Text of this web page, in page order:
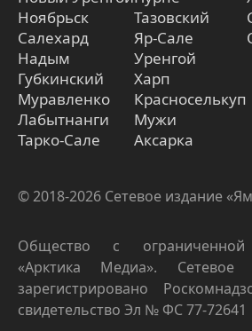
Ноябрьск
Салехард
Надым
Губкинский
Муравленко
Лабытнанги
Тарко-Сале
Тазовский
Яр-Сале
Уренгой
Харп
Красноселькуп
Мужи
Аксарка
© 2018-2026 Сетевое издание
Общество с ограниченной
«Арктика Медиа». Сетевое
зарегистрировано
свидетельство Эл № ФС 77-72641